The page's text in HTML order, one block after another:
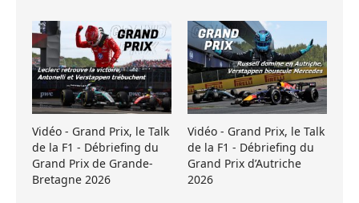
Vidéo - Grand Prix, le Talk
de la F1 - Débriefing du
Grand Prix de Grande-
Bretagne 2026
Vidéo - Grand Prix, le Talk
de la F1 - Débriefing du
Grand Prix d’Autriche
2026